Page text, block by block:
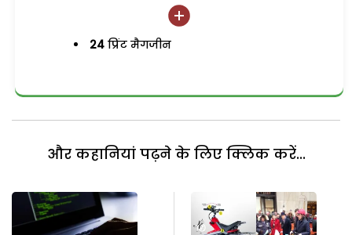
24 प्रिंट मैगजीन
और कहानियां पढ़ने के लिए क्लिक करें...